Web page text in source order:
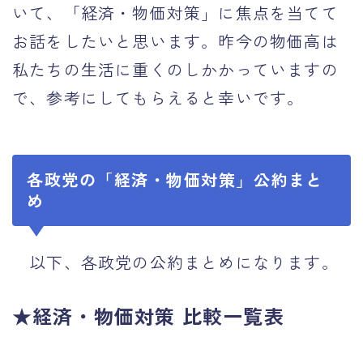
いて、「経済・物価対策」に焦点を当てて
お話をしたいと思います。昨今の物価高は
私たちの生活に重くのしかかっていますの
で、参考にしてもらえると幸いです。
各政党の「経済・物価対策」公約まと
め
以下、各政党の公約まとめになります。
★経済・物価対策 比較一覧表